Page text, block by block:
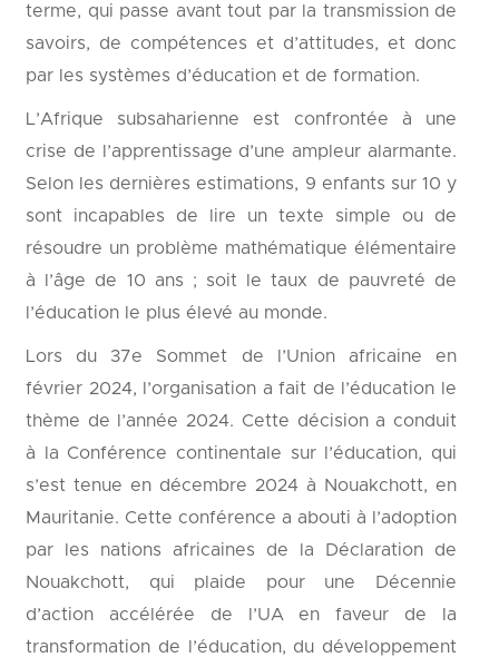
terme, qui passe avant tout par la transmission de
savoirs, de compétences et d’attitudes, et donc
par les systèmes d’éducation et de formation.
L’Afrique subsaharienne est confrontée à une
crise de l’apprentissage d’une ampleur alarmante.
Selon les dernières estimations, 9 enfants sur 10 y
sont incapables de lire un texte simple ou de
résoudre un problème mathématique élémentaire
à l’âge de 10 ans ; soit le taux de pauvreté de
l’éducation le plus élevé au monde.
Lors du 37e Sommet de l’Union africaine en
février 2024, l’organisation a fait de l’éducation le
thème de l’année 2024. Cette décision a conduit
à la Conférence continentale sur l’éducation, qui
s’est tenue en décembre 2024 à Nouakchott, en
Mauritanie. Cette conférence a abouti à l’adoption
par les nations africaines de la Déclaration de
Nouakchott, qui plaide pour une Décennie
d’action accélérée de l’UA en faveur de la
transformation de l’éducation, du développement